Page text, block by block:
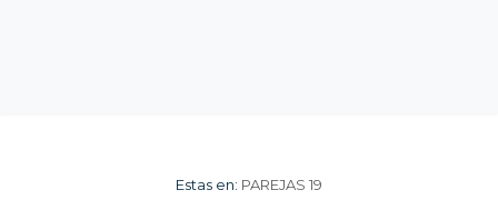
Estas en: PAREJAS 19